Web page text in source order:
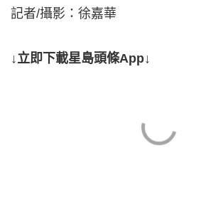
記者/攝影：徐嘉華
↓立即下載星島頭條App↓